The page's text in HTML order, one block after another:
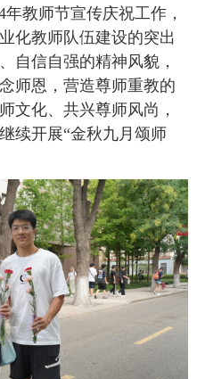
教师节宣传庆祝工作，
化教师队伍建设的突出
自信自强的精神风貌，
师恩，营造尊师重教的
文化、共兴尊师风尚，
续开展“金秋九月颂师